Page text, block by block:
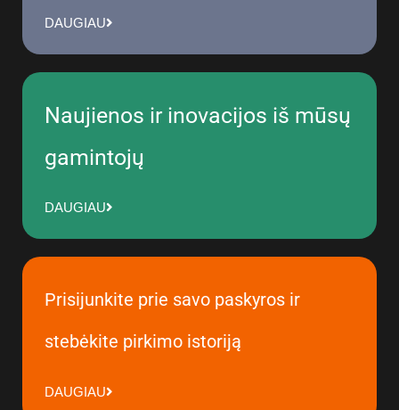
DAUGIAU
Naujienos ir inovacijos iš mūsų
gamintojų
DAUGIAU
Prisijunkite prie savo paskyros ir
stebėkite pirkimo istoriją
DAUGIAU